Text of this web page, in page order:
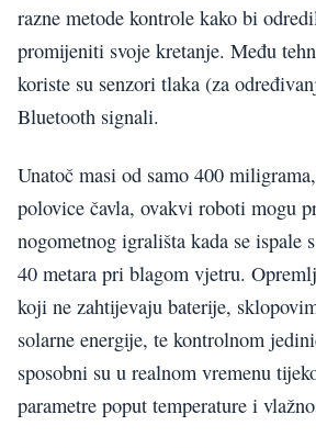
razne metode kontrole kako bi
promijeniti svoje kretanje. Među
koriste su senzori tlaka (za
Bluetooth signali.
Unatoč masi od samo 400
polovice čavla, ovakvi roboti mogu
nogometnog igrališta kada se ispale
40 metara pri blagom vjetru.
koji ne zahtijevaju baterije,
solarne energije, te kontrolnom
sposobni su u realnom vremenu
parametre poput temperature i